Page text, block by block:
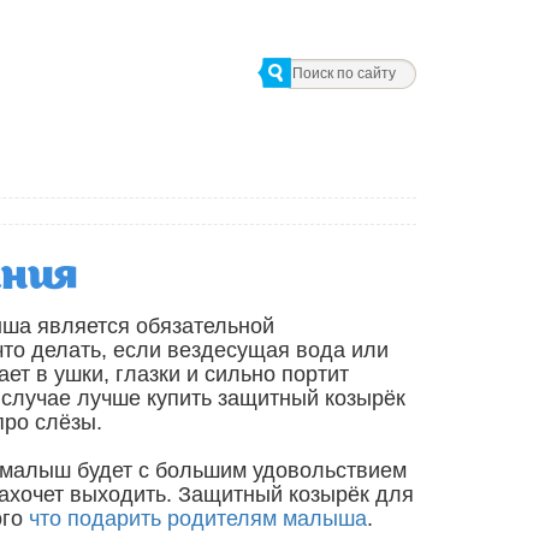
является обязательной
делать, если вездесущая вода или
в ушки, глазки и сильно портит
лучше купить защитный козырёк
слёзы.
будет с большим удовольствием
выходить. Защитный козырёк для
что подарить родителям малыша.